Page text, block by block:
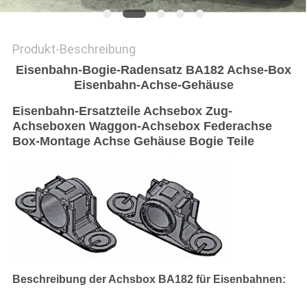
Produkt-Beschreibung
Eisenbahn-Bogie-Radensatz BA182 Achse-Box
Eisenbahn-Achse-Gehäuse
Eisenbahn-Ersatzteile Achsebox Zug-
Achseboxen Waggon-Achsebox Federachse
Box-Montage Achse Gehäuse Bogie Teile
Beschreibung der Achsbox BA182 für Eisenbahnen: